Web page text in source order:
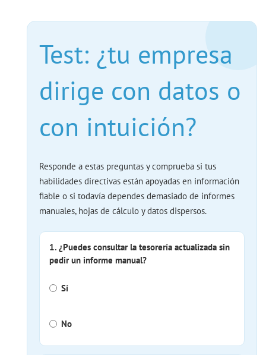
Test: ¿tu empresa
dirige con datos o
con intuición?
Responde a estas preguntas y comprueba si tus
habilidades directivas están apoyadas en información
fiable o si todavía dependes demasiado de informes
manuales, hojas de cálculo y datos dispersos.
1. ¿Puedes consultar la tesorería actualizada sin
pedir un informe manual?
Sí
No